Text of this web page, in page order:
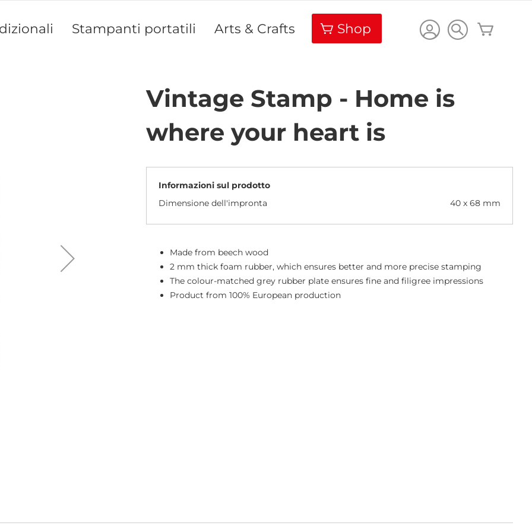
Stampanti portatili Arts & Crafts Shop
Vintage Stamp - Home is
where your heart is
Informazioni sul prodotto
Dimensione dell'impronta
40 x 68 mm
Made from beech wood
2 mm thick foam rubber, which ensures better and more precise stamping
The colour-matched grey rubber plate ensures fine and filigree impressions
Product from 100% European production